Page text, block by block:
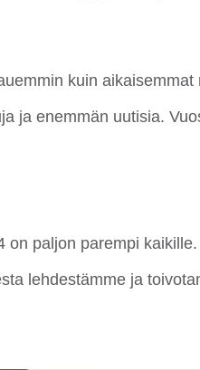
kuin aikaisemmat
ja enemmän uutisia.
on paljon parempi kaikille.
lehdestämme ja